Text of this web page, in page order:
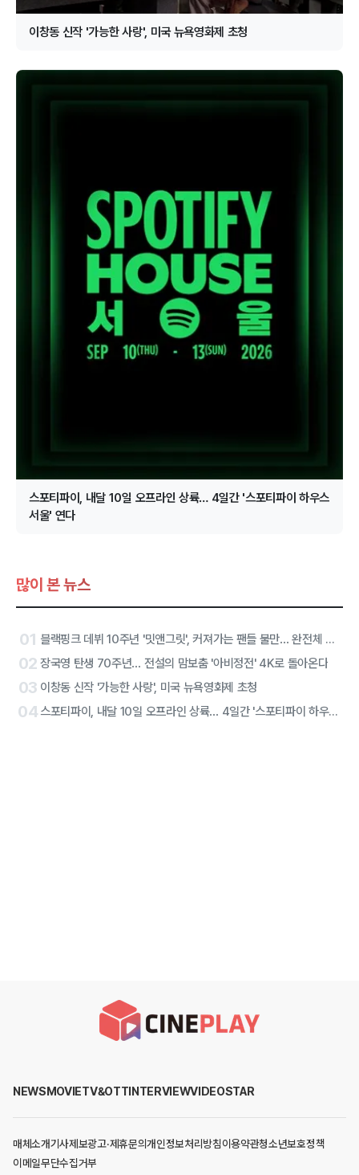
이창동 신작 '가능한 사랑', 미국 뉴욕영화제 초청
스포티파이, 내달 10일 오프라인 상륙… 4일간 '스포티파이 하우스
서울' 연다
많이 본 뉴스
01 블랙핑크 데뷔 10주년 '밋앤그릿', 커져가는 팬들 불만… 완전체 참석에도 진통
02 장국영 탄생 70주년… 전설의 맘보춤 '아비정전' 4K로 돌아온다
03 이창동 신작 '가능한 사랑', 미국 뉴욕영화제 초청
04 스포티파이, 내달 10일 오프라인 상륙… 4일간 '스포티파이 하우스 서울' 연다
NEWSMOVIETV&OTTINTERVIEWVIDEOSTAR
매체소개기사제보광고·제휴문의개인정보처리방침이용약관청소년보호정책
이메일무단수집거부